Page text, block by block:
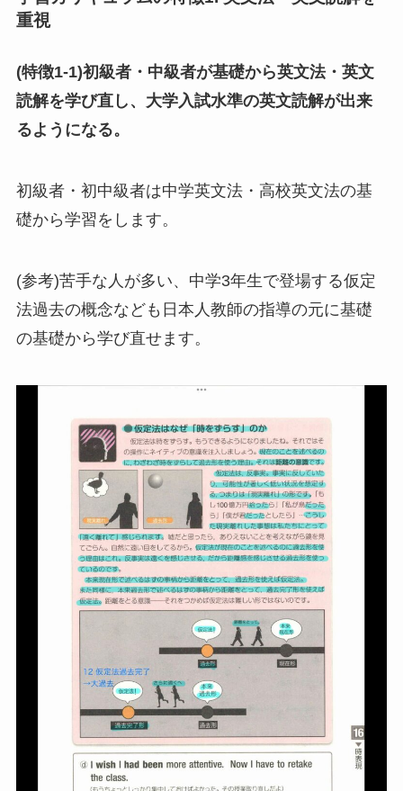
重視
(特徴1-1)初級者・中級者が基礎から英文法・英文
読解を学び直し、大学入試水準の英文読解が出来
るようになる。
初級者・初中級者は中学英文法・高校英文法の基
礎から学習をします。
(参考)苦手な人が多い、中学3年生で登場する仮定
法過去の概念なども日本人教師の指導の元に基礎
の基礎から学び直せます。